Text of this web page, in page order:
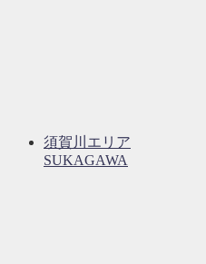
須賀川エリア
SUKAGAWA